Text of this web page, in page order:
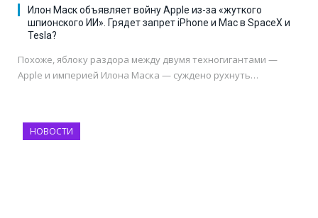
Илон Маск объявляет войну Apple из-за «жуткого
шпионского ИИ». Грядет запрет iPhone и Mac в SpaceX и
Tesla?
Похоже, яблоку раздора между двумя техногигантами —
Apple и империей Илона Маска — суждено рухнуть…
НОВОСТИ